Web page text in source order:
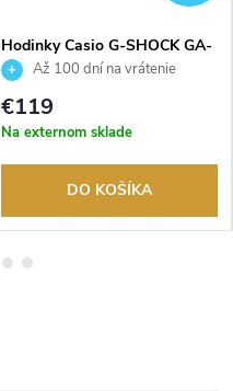
Hodinky Casio G-SHOCK GA-
010-5AER
Až 100 dní na vrátenie
tovaru. Autorizovaný predajca.
€119
Na externom sklade
DO KOŠÍKA